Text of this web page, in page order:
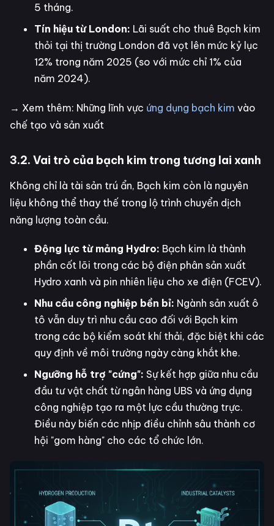
5 tháng.
Tín hiệu từ London: Lãi suất cho thuê Bạch kim
thỏi tại thị trường London đã vọt lên mức kỷ lục
12% trong năm 2025 (so với mức chỉ 1% của
năm 2024).
→ Xem thêm: Những lĩnh vực ứng dụng bạch kim vào
chế tạo và sản xuất
3.2. Vai trò của bạch kim trong tương lai xanh
Không chỉ là tài sản trú ẩn, Bạch kim còn là nguyên
liệu không thể thay thế trong lộ trình chuyển dịch
năng lượng toàn cầu.
Động lực từ mảng Hydro: Bạch kim là thành
phần cốt lõi trong các bộ điện phân sản xuất
Hydro xanh và pin nhiên liệu cho xe điện (FCEV).
Nhu cầu công nghiệp bền bỉ: Ngành sản xuất ô
tô vẫn duy trì nhu cầu cao đối với Bạch kim
trong các bộ kiểm soát khí thải, đặc biệt khi các
quy định về môi trường ngày càng khắt khe.
Ngưỡng hỗ trợ "cứng": Sự kết hợp giữa nhu cầu
đầu tư vật chất từ ngân hàng UBS và ứng dụng
công nghiệp tạo ra một lực cầu thường trực.
Điều này biến các nhịp điều chỉnh sâu thành cơ
hội "gom hàng" cho các tổ chức lớn.